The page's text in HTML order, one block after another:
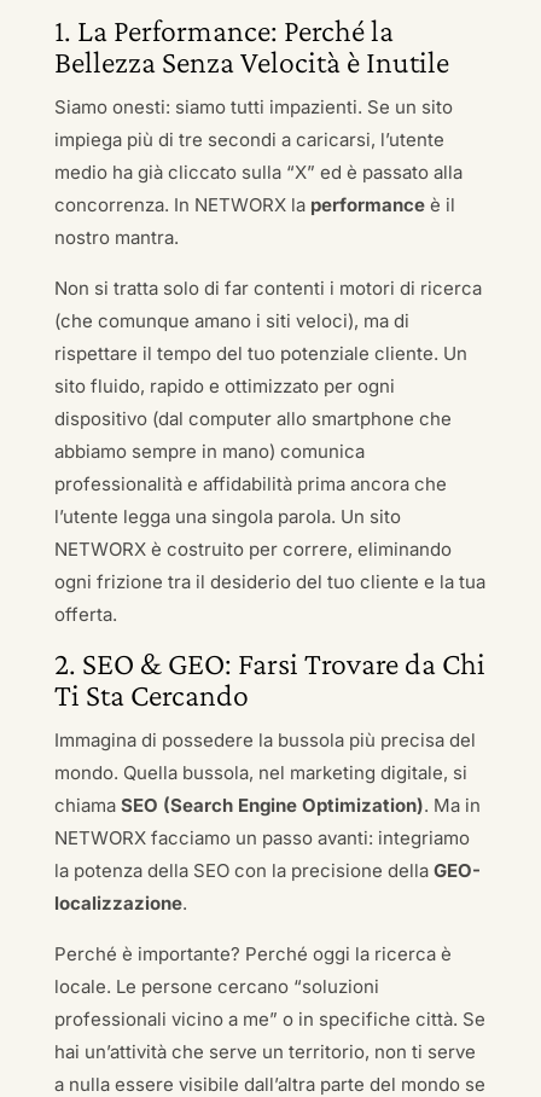
1. La Performance: Perché la
Bellezza Senza Velocità è Inutile
Siamo onesti: siamo tutti impazienti. Se un sito
impiega più di tre secondi a caricarsi, l’utente
medio ha già cliccato sulla “X” ed è passato alla
concorrenza. In NETWORX la performanceè il
nostro mantra.
Non si tratta solo di far contenti i motori di ricerca
(che comunque amano i siti veloci), ma di
rispettare il tempo del tuo potenziale cliente. Un
sito fluido, rapido e ottimizzato per ogni
dispositivo (dal computer allo smartphone che
abbiamo sempre in mano) comunica
professionalità e affidabilità prima ancora che
l’utente legga una singola parola. Un sito
NETWORX è costruito per correre, eliminando
ogni frizione tra il desiderio del tuo cliente e la tua
offerta.
2. SEO & GEO: Farsi Trovare da Chi
Ti Sta Cercando
Immagina di possedere la bussola più precisa del
mondo. Quella bussola, nel marketing digitale, si
chiama SEO (Search Engine Optimization). Ma in
NETWORX facciamo un passo avanti: integriamo
la potenza della SEO con la precisione della GEO-
localizzazione.
Perché è importante? Perché oggi la ricerca è
locale. Le persone cercano “soluzioni
professionali vicino a me” o in specifiche città. Se
hai un’attività che serve un territorio, non ti serve
a nulla essere visibile dall’altra parte del mondo se